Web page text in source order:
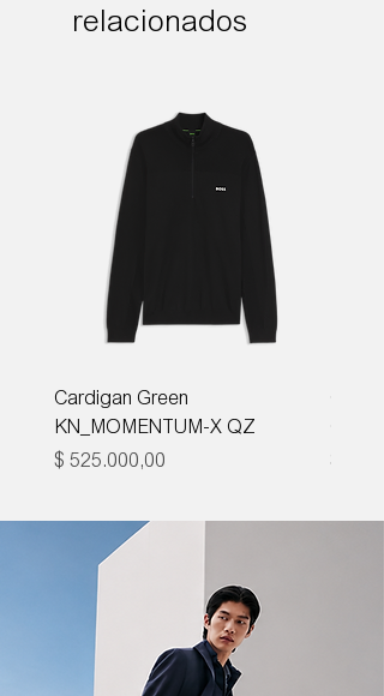
relacionados
Cardigan Green
KN_MOMENTUM-X QZ
Precio
$ 525.000,00
Precio
$